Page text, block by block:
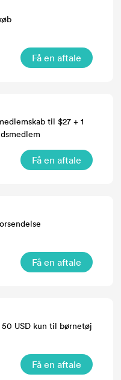
Få en aftale
til $27 + 1
Få en aftale
Få en aftale
USD kun til børnetøj
Få en aftale